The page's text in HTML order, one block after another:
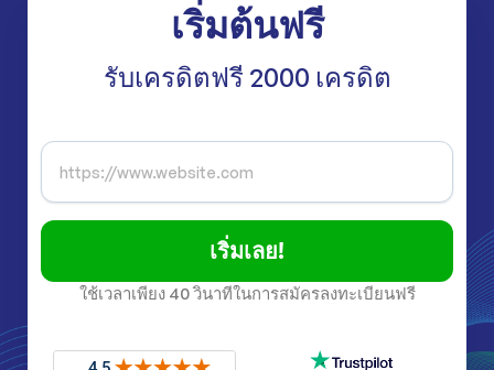
เริ่มต้นฟรี
รับเครดิตฟรี 2000 เครดิต
เริ่มเลย!
ใช้เวลาเพียง 40 วินาทีในการสมัครลงทะเบียนฟรี